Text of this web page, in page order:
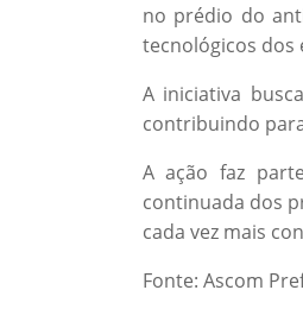
no prédio do
tecnológicos dos
A iniciativa
contribuindo
A ação faz
continuada dos
cada vez mais
Fonte: Ascom